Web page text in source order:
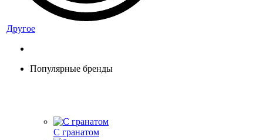
Другое
Популярные бренды
С гранатом